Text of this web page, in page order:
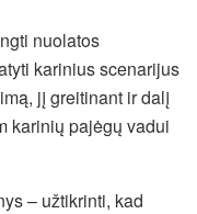
nuolatos
karinius scenarijus
jį greitinant ir dalį
karinių pajėgų vadui
– užtikrinti, kad